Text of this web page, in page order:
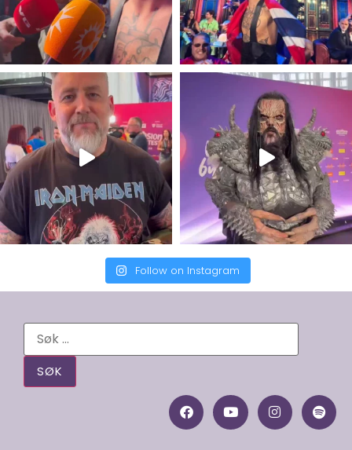
Follow on Instagram